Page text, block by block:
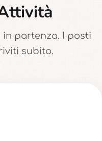
partenza. I posti
subito.